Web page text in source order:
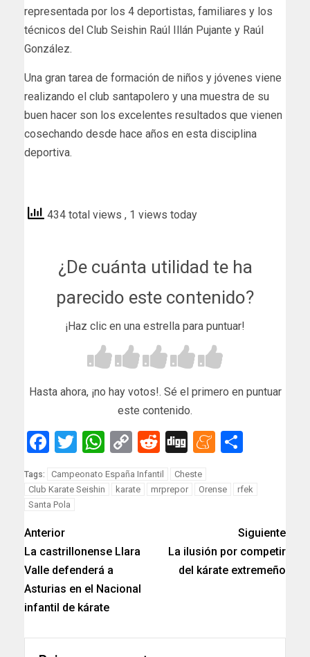
representada por los 4 deportistas, familiares y los
técnicos del Club Seishin Raúl Illán Pujante y Raúl
González.
Una gran tarea de formación de niños y jóvenes viene
realizando el club santapolero y una muestra de su
buen hacer son los excelentes resultados que vienen
cosechando desde hace años en esta disciplina
deportiva.
434 total views , 1 views today
¿De cuánta utilidad te ha
parecido este contenido?
¡Haz clic en una estrella para puntuar!
Hasta ahora, ¡no hay votos!. Sé el primero en puntuar
este contenido.
Facebook
Twitter
WhatsApp
Copy
Link
Reddit
Digg
Tags: Campeonato España Infantil
Cheste
Club Karate Seishin
karate mrprepor Orense
rfek
Santa Pola
Anterior
La castrillonense Llara
Valle defenderá a
Asturias en el Nacional
infantil de kárate
Siguiente
La ilusión por competir
del kárate extremeño